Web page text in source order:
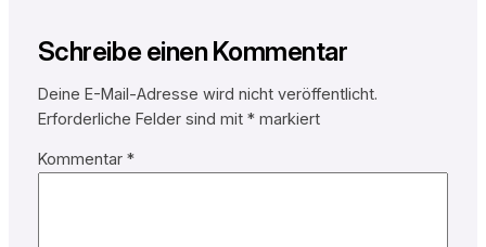
Schreibe einen Kommentar
Deine E-Mail-Adresse wird nicht veröffentlicht.
Erforderliche Felder sind mit *markiert
Kommentar *